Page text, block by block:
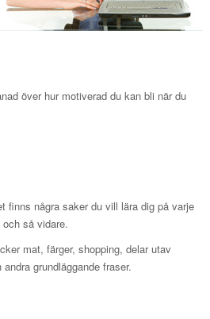
över hur motiverad du kan bli när du
finns några saker du vill lära dig på varje
och så vidare.
mat, färger, shopping, delar utav
grundläggande fraser.